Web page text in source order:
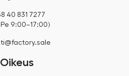
40 831 7277
9:00–17:00)
Oikeus